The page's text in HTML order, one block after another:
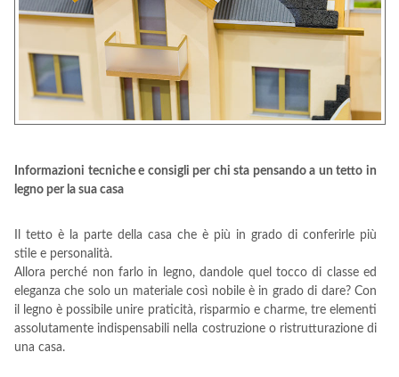
Informazioni tecniche e consigli per chi sta pensando a un tetto in
legno per la sua casa
Il tetto è la parte della casa che è più in grado di conferirle più
stile e personalità.
Allora perché non farlo in legno, dandole quel tocco di classe ed
eleganza che solo un materiale così nobile è in grado di dare? Con
il legno è possibile unire praticità, risparmio e charme, tre elementi
assolutamente indispensabili nella costruzione o ristrutturazione di
una casa.